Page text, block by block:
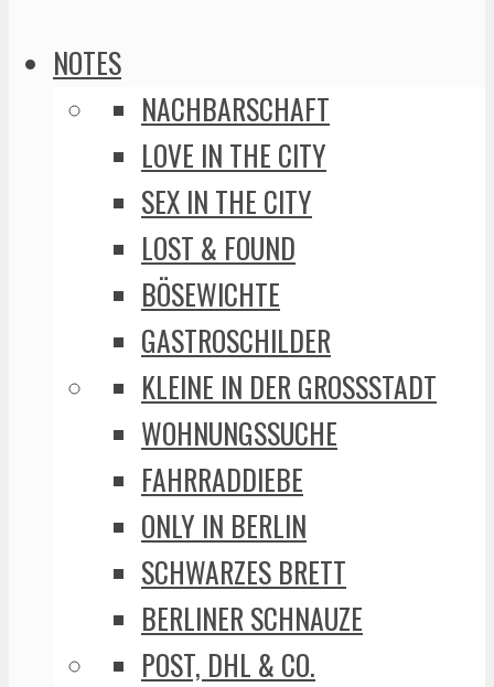
NOTES
NACHBARSCHAFT
LOVE IN THE CITY
SEX IN THE CITY
LOST & FOUND
BÖSEWICHTE
GASTROSCHILDER
KLEINE IN DER GROSSSTADT
WOHNUNGSSUCHE
FAHRRADDIEBE
ONLY IN BERLIN
SCHWARZES BRETT
BERLINER SCHNAUZE
POST, DHL & CO.